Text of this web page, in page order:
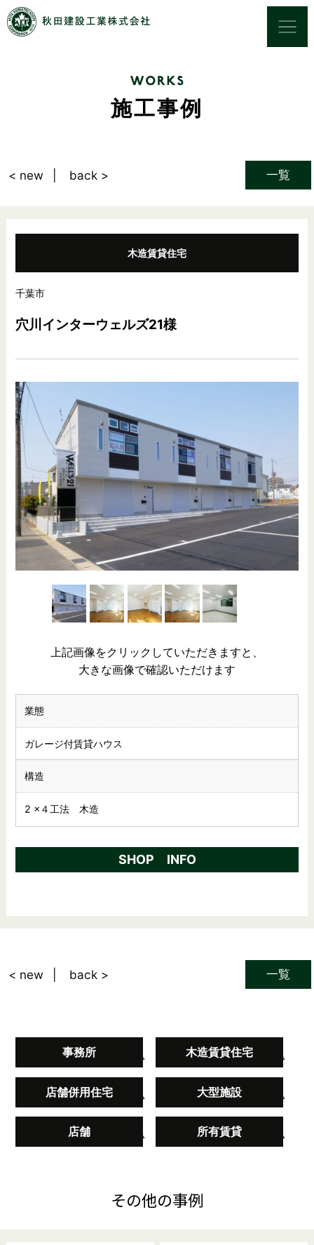
施工事例
一覧
< new back >
木造賃貸住宅
千葉市
穴川インターウェルズ21様
上記画像をクリックしていただきますと、
大きな画像で確認いただけます
業態
ガレージ付賃貸ハウス
構造
2 ×４工法 木造
SHOP INFO
一覧
< new back >
事務所 木造賃貸住宅
店舗併用住宅 大型施設
店舗 所有賃貸
その他の事例